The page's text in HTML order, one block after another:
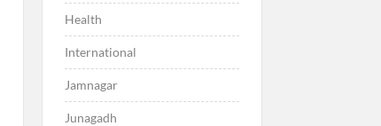
Health
International
Jamnagar
Junagadh